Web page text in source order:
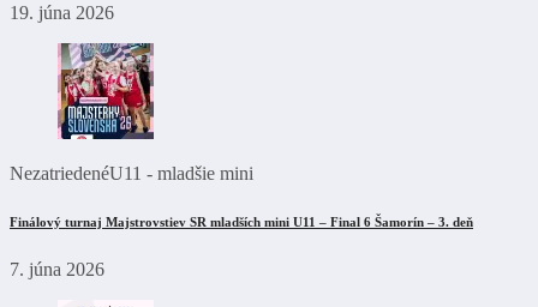
19. júna 2026
NezatriedenéU11 - mladšie mini
Finálový turnaj Majstrovstiev SR mladších mini U11 – Final 6 Šamorín – 3. deň
7. júna 2026